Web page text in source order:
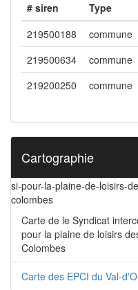
# siren Type
219500188
commune
219500634
commune
219200250
commune
Cartographie
si-pour-la-plaine-de-loisirs-
colombes
Carte de le Syndicat
pour la plaine de loisirs
Colombes
Carte des EPCI du Val-